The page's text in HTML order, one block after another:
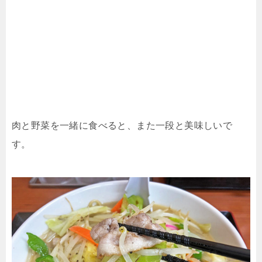
肉と野菜を一緒に食べると、また一段と美味しいで
す。